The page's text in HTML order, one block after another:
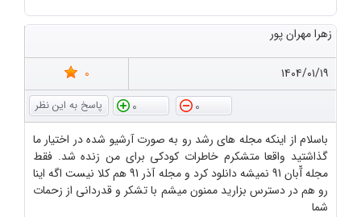
زهرا مهران پور
۱۴۰۴/۰۱/۱۹
0
0
0
باسلام از اینکه مجله های رشد رو به صورت آرشیو شده در اختیار ما
گذاشتید واقعا متشکرم خاطرات کودکی برای من زنده شد. فقط
مجله آّبان 91 نمیشه دانلود کرد و مجله آذر 91 هم کلا نیست اگه اینا
رو هم در دسترس بزارید ممنون میشم با تشکر و قدردانی از زحمات
شما